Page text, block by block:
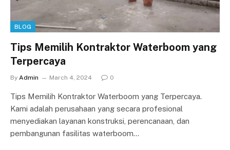
BLOG
Tips Memilih Kontraktor Waterboom yang
Terpercaya
By Admin March 4, 2024 0
Tips Memilih Kontraktor Waterboom yang Terpercaya.
Kami adalah perusahaan yang secara profesional
menyediakan layanan konstruksi, perencanaan, dan
pembangunan fasilitas waterboom…